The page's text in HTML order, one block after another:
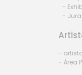
-
-
-
- Área